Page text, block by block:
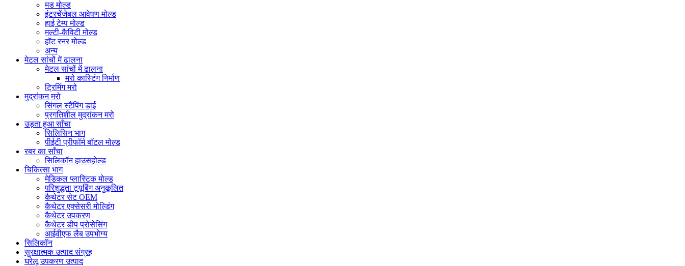
मड मोल्ड
इंटरचेंजेबल आवेषण मोल्ड
हाई टेम्प मोल्ड
मल्टी-कैविटी मोल्ड
हॉट रनर मोल्ड
अन्य
मेटल सांचों में ढालना
मेटल सांचों में ढालना
मरो कास्टिंग निर्माण
ट्रिमिंग मरो
मुद्रांकन मरो
सिंगल स्टैंपिंग डाई
प्रगतिशील मुद्रांकन मरो
उड़ता हुआ साँचा
सिलिसिन भाग
पीईटी प्रीफॉर्म बॉटल मोल्ड
रबर का साँचा
सिलिकॉन हाउसहोल्ड
चिकित्सा भाग
मेडिकल प्लास्टिक मोल्ड
परिशुद्धता ट्यूबिंग अनुकूलित
कैथेटर सेट OEM
कैथेटर एक्सेसरी मोल्डिंग
कैथेटर उपकरण
कैथेटर डीप प्रोसेसिंग
आईवीएफ लैब उपभोग्य
सिलिकॉन
सुरक्षात्मक उत्पाद संग्रह
घरेलू उपकरण उत्पाद